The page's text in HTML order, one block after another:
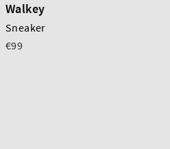
Walkey
Sneaker
€99